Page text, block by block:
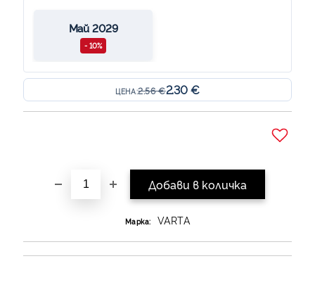
Май 2029
- 10%
ЦЕНА:2.56 €2.30 €
Марка: VARTA